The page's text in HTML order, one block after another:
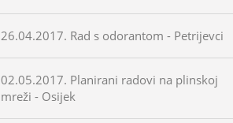
26.04.2017. Rad s odorantom - Petrijevci
02.05.2017. Planirani radovi na plinskoj
mreži - Osijek